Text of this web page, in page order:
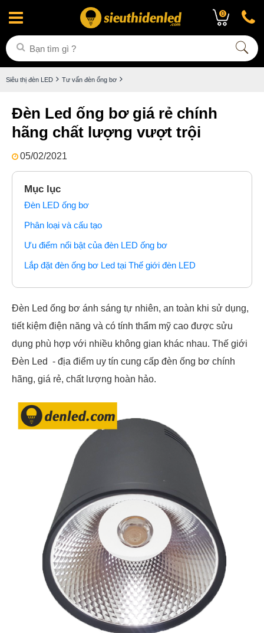
0
Siêu thị đèn LED Tư vấn đèn ống bơ
Đèn Led ống bơ giá rẻ chính
hãng chất lượng vượt trội
05/02/2021
Mục lục
Đèn LED ống bơ
Phân loại và cấu tạo
Ưu điểm nổi bật của đèn LED ống bơ
Lắp đặt đèn ống bơ Led tại Thế giới đèn LED
Đèn Led ống bơ ánh sáng tự nhiên, an toàn khi sử dụng,
tiết kiệm điện năng và có tính thẩm mỹ cao được sửu
dụng phù hợp với nhiều không gian khác nhau. Thế giới
Đèn Led - địa điểm uy tín cung cấp đèn ống bơ chính
hãng, giá rẻ, chất lượng hoàn hảo.